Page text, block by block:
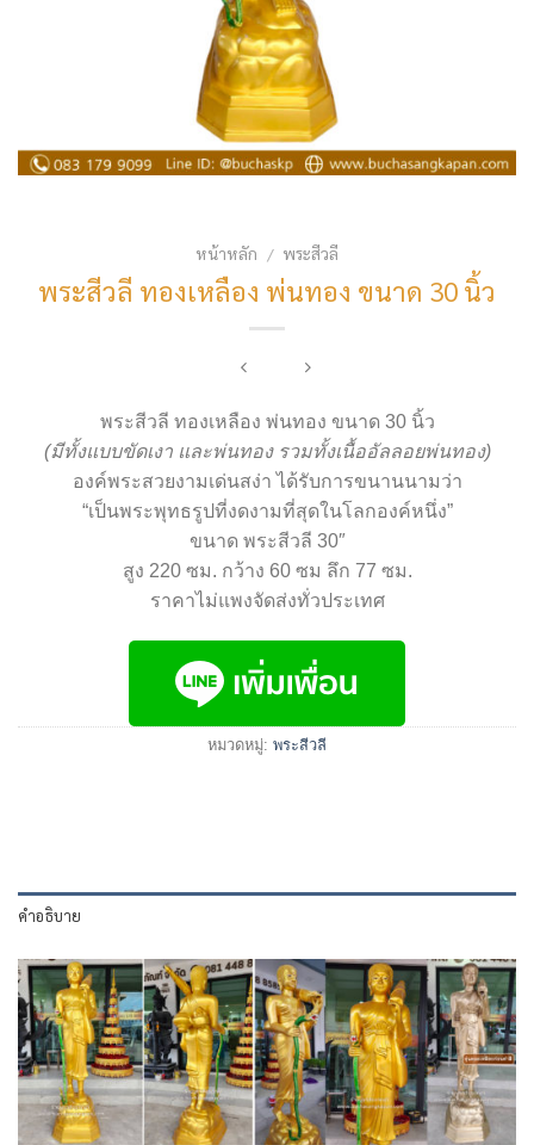
หน้าหลัก / พระสีวลี
พระสีวลี ทองเหลือง พ่นทอง ขนาด 30 นิ้ว
พระสีวลี ทองเหลือง พ่นทอง ขนาด 30 นิ้ว
(มีทั้งแบบขัดเงา และพ่นทอง รวมทั้งเนื้ออัลลอยพ่นทอง)
องค์พระสวยงามเด่นสง่า ได้รับการขนานนามว่า
“เป็นพระพุทธรูปที่งดงามที่สุดในโลกองค์หนึ่ง”
ขนาด พระสีวลี 30″
สูง 220 ซม. กว้าง 60 ซม ลึก 77 ซม.
ราคาไม่แพงจัดส่งทั่วประเทศ
หมวดหมู่: พระสีวลี
คำอธิบาย